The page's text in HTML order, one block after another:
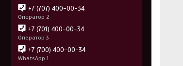
+7 (707) 400-00-34
Оператор 2
+7 (701) 400-00-34
Оператор 3
+7 (700) 400-00-34
WhatsApp 1